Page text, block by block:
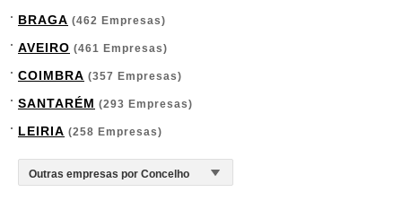
BRAGA (462 Empresas)
AVEIRO (461 Empresas)
COIMBRA (357 Empresas)
SANTARÉM (293 Empresas)
LEIRIA (258 Empresas)